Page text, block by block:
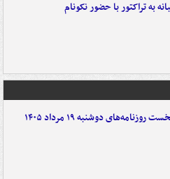
به تراکتور با حضور نکونام
دوشنبه ۱۹ مرداد ۱۴۰۵